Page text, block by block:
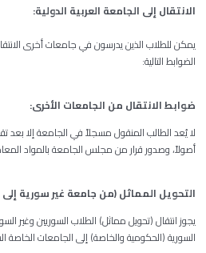
الانتقال إلى الجامعة العربية الدولية:
يمكن للطلاب الذين يدرسون في جامعات أخرى
الضوابط التالية:
ضوابطالانتقال من الجامعات الأخرى:
لا يُعد الطالب المنقول مسجلاً في الجامعة إلا بعد
أصولاً، وصدور قرار من مجلس الجامعة بالمواد
التحويل المماثل(من جامعة غيرسورية إلى
يجوز انتقال (تحويل مماثل) الطلاب السوريين وغير
السورية (الحكومية والخاصة) إلى الجامعات الخاصة